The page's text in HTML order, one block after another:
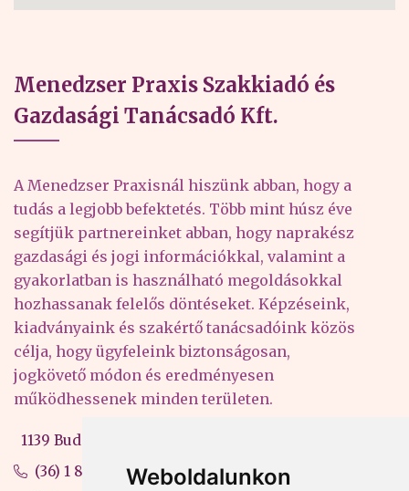
Weboldalunkon
Menedzser Praxis Szakkiadó és
Gazdasági Tanácsadó Kft.
A Menedzser Praxisnál hiszünk abban, hogy a
tudás a legjobb befektetés. Több mint húsz éve
segítjük partnereinket abban, hogy naprakész
gazdasági és jogi információkkal, valamint a
gyakorlatban is használható megoldásokkal
hozhassanak felelős döntéseket. Képzéseink,
kiadványaink és szakértő tanácsadóink közös
célja, hogy ügyfeleink biztonságosan,
jogkövető módon és eredményesen
működhessenek minden területen.
1139 Budapest, Váci út 99-105. 4. em.
(36) 1 880 76 00